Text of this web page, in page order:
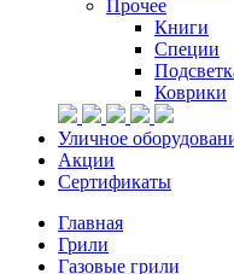
Прочее
Книги
Специи
Коврики
Уличное
Акции
Сертификаты
Главная
Грили
Газовые грили